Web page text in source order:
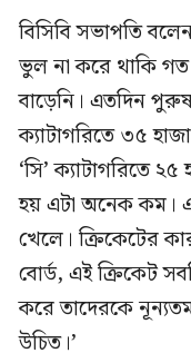
বিসিবি সভাপতি
ভুল না করে থাকি
বাড়েনি। এতদিন পুরুষ
ক্যাটাগরিতে ৩৫
‘সি’ ক্যাটাগরিতে
হয় এটা অনেক কম।
খেলে। ক্রিকেটের
বোর্ড, এই ক্রিকেট
করে তাদেরকে
উচিত।’